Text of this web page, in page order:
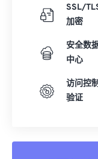
SSL/
加密
安全数
中心
访问控
验证